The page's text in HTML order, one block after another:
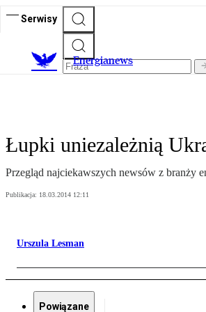
Serwisy
Energianews
Łupki uniezależnią
Przegląd najciekawszych newsów z branży
Publikacja: 18.03.2014 12:11
Urszula Lesman
Powiązane